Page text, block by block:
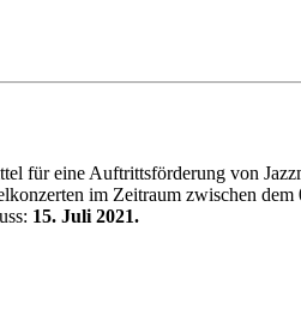
für eine Auftrittsförderung von
im Zeitraum zwischen
15. Juli 2021.